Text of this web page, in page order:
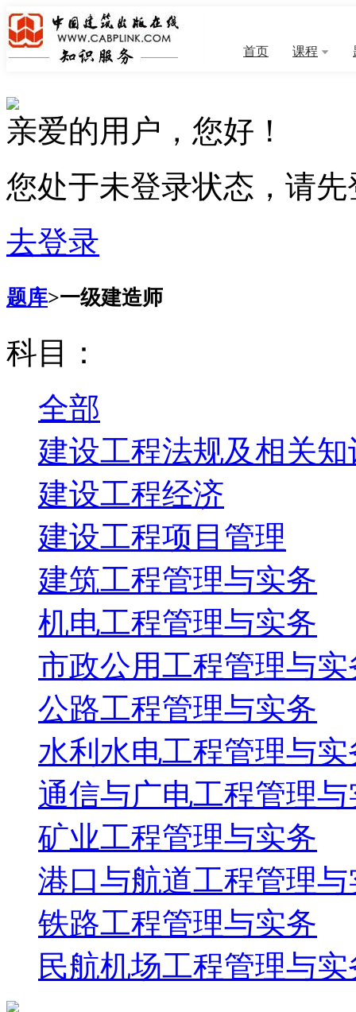
首页 课程
亲爱的用户，您好！
您处于未登录状态，请先
去登录
题库>一级建造师
科目：
全部
建设工程法规及相关知
建设工程经济
建设工程项目管理
建筑工程管理与实务
机电工程管理与实务
市政公用工程管理与实
公路工程管理与实务
水利水电工程管理与实
通信与广电工程管理与
矿业工程管理与实务
港口与航道工程管理与
铁路工程管理与实务
民航机场工程管理与实